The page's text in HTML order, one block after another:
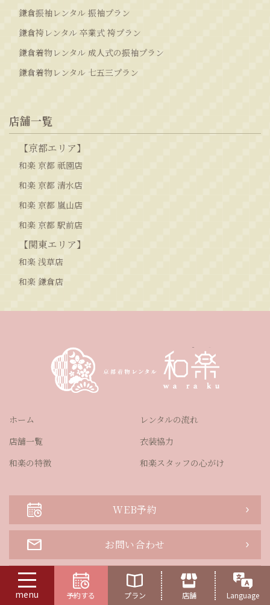
menu 予約する プラン 店舗 Language
鎌倉振袖レンタル 振袖プラン
鎌倉袴レンタル 卒業式 袴プラン
鎌倉着物レンタル 成人式の振袖プラン
鎌倉着物レンタル 七五三プラン
店舗一覧
【京都エリア】
和楽 京都 祇園店
和楽 京都 清水店
和楽 京都 嵐山店
和楽 京都 駅前店
【関東エリア】
和楽 浅草店
和楽 鎌倉店
ホーム
店舗一覧
和楽の特徴
レンタルの流れ
衣装協力
和楽スタッフの心がけ
WEB予約
お問い合わせ
よくある質問